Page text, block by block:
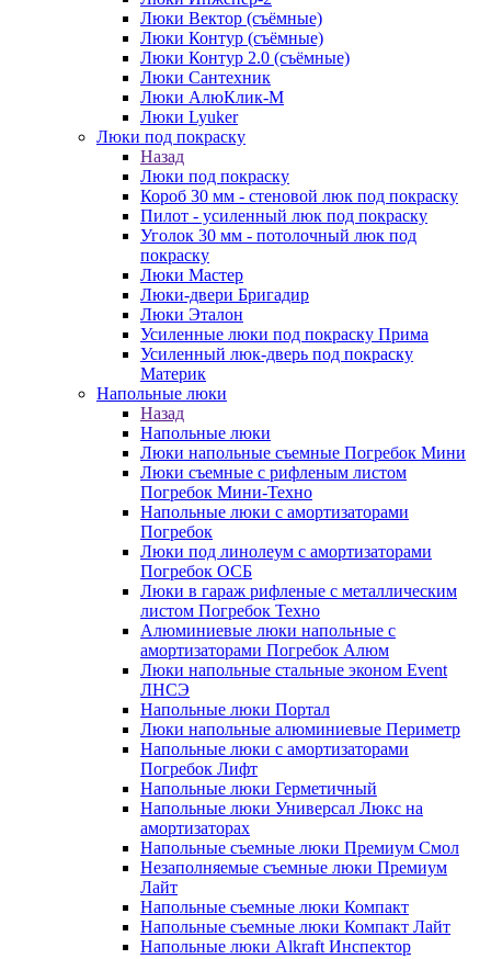
Люки Вектор (съёмные)
Люки Контур (съёмные)
Люки Контур 2.0 (съёмные)
Люки Сантехник
Люки АлюКлик-М
Люки Lyuker
Люки под покраску
Назад
Люки под покраску
Короб 30 мм - стеновой люк под покраску
Пилот - усиленный люк под покраску
Уголок 30 мм - потолочный люк под
покраску
Люки Мастер
Люки-двери Бригадир
Люки Эталон
Усиленные люки под покраску Прима
Усиленный люк-дверь под покраску
Материк
Напольные люки
Назад
Напольные люки
Люки напольные съемные Погребок Мини
Люки съемные с рифленым листом
Погребок Мини-Техно
Напольные люки с амортизаторами
Погребок
Люки под линолеум с амортизаторами
Погребок ОСБ
Люки в гараж рифленые с металлическим
листом Погребок Техно
Алюминиевые люки напольные с
амортизаторами Погребок Алюм
Люки напольные стальные эконом Event
ЛНСЭ
Напольные люки Портал
Люки напольные алюминиевые Периметр
Напольные люки с амортизаторами
Погребок Лифт
Напольные люки Герметичный
Напольные люки Универсал Люкс на
амортизаторах
Напольные съемные люки Премиум Смол
Незаполняемые съемные люки Премиум
Лайт
Напольные съемные люки Компакт
Напольные съемные люки Компакт Лайт
Напольные люки Alkraft Инспектор